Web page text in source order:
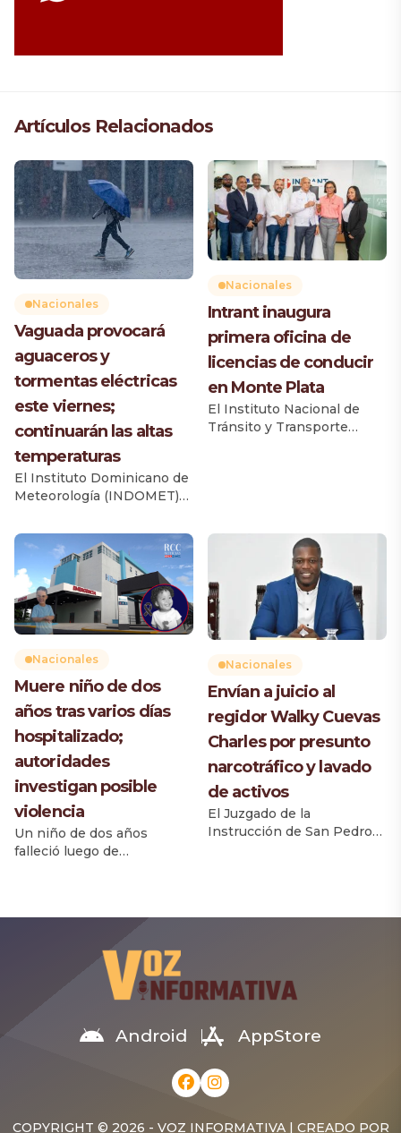
Artículos Relacionados
Nacionales
Vaguada provocará
aguaceros y
tormentas eléctricas
este viernes;
continuarán las altas
temperaturas
El Instituto Dominicano de
Meteorología (INDOMET)
provocará un incremento
de las lluvias durante la
tarde y primeras horas de la
noche de este viernes, con
aguaceros de diferentes
intensidades, tormentas
eléctricas y ráfagas de
viento aisladas en varias
madrugada se registran
chubascos con tronadas
aisladas principalmente […]
Nacionales
Intrant inaugura
primera oficina de
licencias de conducir
en Monte Plata
El Instituto Nacional de
Tránsito y Transporte
de manera directa a 52,792
ciudadanos, según el
Informe del Parque
Vehicular 2025 de la
Dirección General de
Impuestos Internos (DGII).
El acto fue encabezado por
el director ejecutivo […]
Nacionales
Muere niño de dos
años tras varios días
hospitalizado;
autoridades
investigan posible
violencia
Un niño de dos años
falleció luego de
donde llegó con signos de
informaron familiares. El
menor, identificado como
Daylon Vicente Sánchez,
cerebral producto de un
Nacionales
Envían a juicio al
regidor Walky Cuevas
Charles por presunto
narcotráfico y lavado
de activos
El Juzgado de la
Instrucción de San Pedro
Cuevas Autoimport, tras
con elementos suficientes
juicio de fondo. La decisión
fue adoptada luego […]
Android AppStore
COPYRIGHT © 2026 - VOZ INFORMATIVA | CREADO POR